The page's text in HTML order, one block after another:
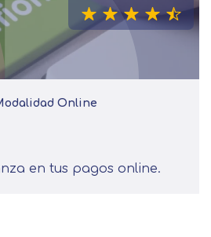
Online
en tus pagos online.